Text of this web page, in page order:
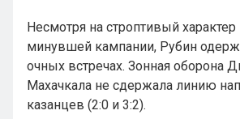
Несмотря на строптивый
минувшей кампании, Рубин
очных встречах. Зонная оборона
Махачкала не сдержала линию
казанцев (2:0 и 3:2).